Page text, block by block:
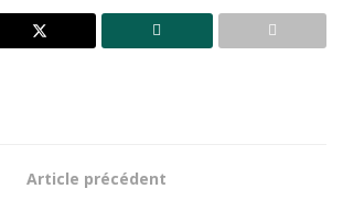
Article précédent